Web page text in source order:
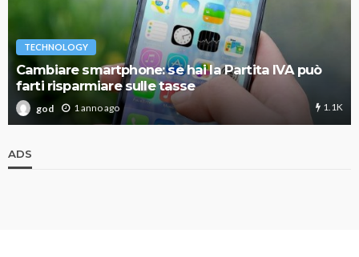
TECHNOLOGY
Cambiare smartphone: se hai la Partita IVA può
farti risparmiare sulle tasse
god 1 anno ago 1.1K
ADS